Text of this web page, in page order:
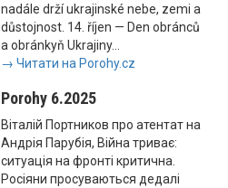
nadále drží ukrajinské nebe, zemi a
důstojnost. 14. říjen — Den obránců
a obránkyň Ukrajiny...
→ Читати на Porohy.cz
Porohy 6.2025
Віталій Портников про атентат на
Андрія Парубія, Війна триває:
ситуація на фронті критична.
Росіяни просуваються дедалі